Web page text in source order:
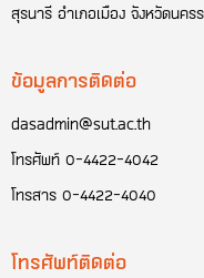
สุรนารี อำเภอเมือง จังหวัดนค
ข้อมูลการติดต่อ
dasadmin@sut.ac.th
โทรศัพท์ 0-4422-4042
โทรสาร 0-4422-4040
โทรศัพท์ติดต่อ